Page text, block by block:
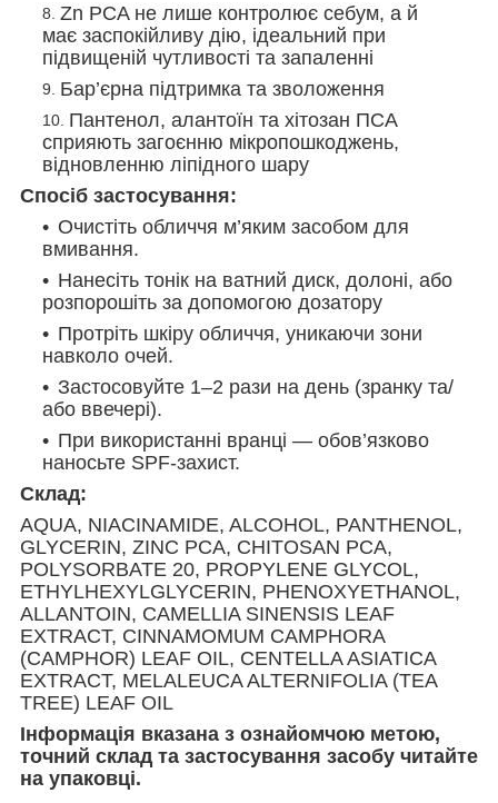
Zn PCA не лише контролює себум, а й
має заспокійливу дію, ідеальний при
підвищеній чутливості та запаленні
Бар’єрна підтримка та зволоження
Пантенол, алантоїн та хітозан ПСА
сприяють загоєнню мікропошкоджень,
відновленню ліпідного шару
Спосіб застосування:
Очистіть обличчя м’яким засобом для
вмивання.
Нанесіть тонік на ватний диск, долоні, або
розпорошіть за допомогою дозатору
Протріть шкіру обличчя, уникаючи зони
навколо очей.
Застосовуйте 1–2 рази на день (зранку та/
або ввечері).
При використанні вранці — обов’язково
наносьте SPF-захист.
Склад:
AQUA, NIACINAMIDE, ALCOHOL, PANTHENOL,
GLYCERIN, ZINC PCA, CHITOSAN PCA,
POLYSORBATE 20, PROPYLENE GLYCOL,
ETHYLHEXYLGLYCERIN, PHENOXYETHANOL,
ALLANTOIN, CAMELLIA SINENSIS LEAF
EXTRACT, CINNAMOMUM CAMPHORA
(CAMPHOR) LEAF OIL, CENTELLA ASIATICA
EXTRACT, MELALEUCA ALTERNIFOLIA (TEA
TREE) LEAF OIL
Інформація вказана з ознайомчою метою,
точний склад та застосування засобу читайте
на упаковці.